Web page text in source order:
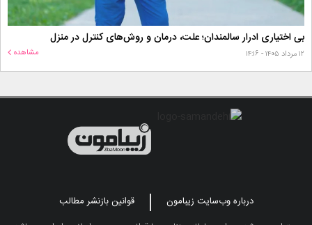
بی اختیاری ادرار سالمندان؛ علت، درمان و روش‌های کنترل در منزل
۱۲ مرداد ۱۴۰۵ - ۱۴:۱۶ مشاهده
درباره وب‌سایت زیبامون
قوانین بازنشر مطالب